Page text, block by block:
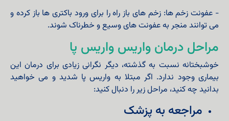
- عفونت زخم ها: زخم‌ های باز راه را برای ورود باکتری‌ ها باز کرده و
می‌ توانند منجر به عفونت‌ های وسیع و خطرناک شوند.
مراحل درمان واریس واریس پا
خوشبختانه نسبت به گذشته، دیگر نگرانی زیادی برای درمان این
بیماری وجود ندارد. اگر مبتلا به واریس پا شدید و می خواهید
بدانید چه کنید، مراحل زیر را دنبال کنید:
مراجعه به پزشک